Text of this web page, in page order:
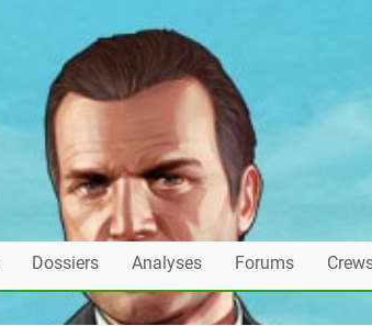
Dossiers Analyses Forums